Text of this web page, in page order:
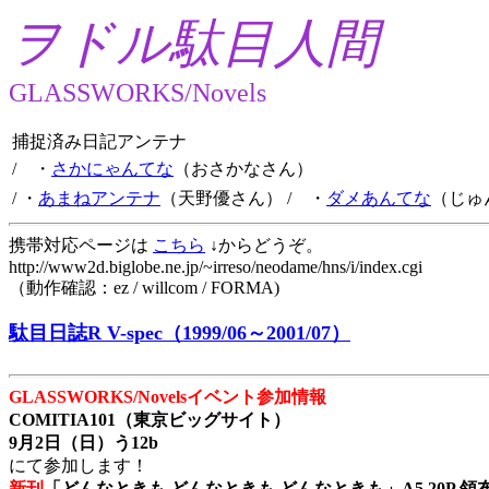
ヲドル駄目人間
GLASSWORKS/Novels
捕捉済み日記アンテナ
/ ・ さかにゃんてな （おさかなさん）
/ ・ あまねアンテナ （天野優さん） / ・ ダメあんてな （じ
携帯対応ページは こちら ↓からどうぞ。
http://www2d.biglobe.ne.jp/~irreso/neodame/hns/i/index.cgi
（動作確認：ez / willcom / FORMA)
駄目日誌R V-spec（1999/06～2001/07）
GLASSWORKS/Novelsイベント参加情報
COMITIA101（東京ビッグサイト）
9月2日（日）う12b
にて参加します！